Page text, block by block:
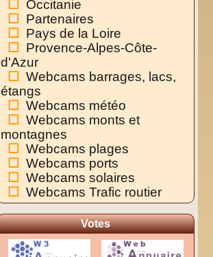
Occitanie
Partenaires
Pays de la Loire
Provence-Alpes-Côte-
d'Azur
Webcams barrages, lacs,
étangs
Webcams météo
Webcams monts et
montagnes
Webcams plages
Webcams ports
Webcams solaires
Webcams Trafic routier
Votes